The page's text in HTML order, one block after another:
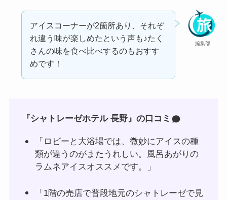
編集部
アイスコーナーが2箇所あり、それぞ
れ違う味が楽しめたという声も♪たく
さんの味を食べ比べするのもおすす
めです！
『シャトレーゼホテル 長野』の口コミ
「ロビーと大浴場では、微妙にアイスの種
類が違うのがまたうれしい。風呂あがりの
ラムネアイスオススメです。」
「1階の売店で普段地元のシャトレーゼで見